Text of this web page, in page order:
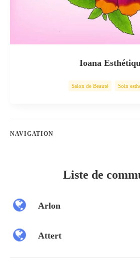
Ioana
Salon de Beauté Soin
NAVIGATION
Liste de
Arlon
Attert